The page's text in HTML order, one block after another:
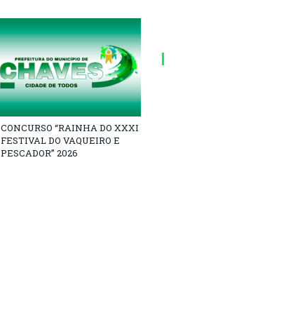
CONCURSO “RAINHA DO XXXI
FESTIVAL DO VAQUEIRO E
PESCADOR” 2026